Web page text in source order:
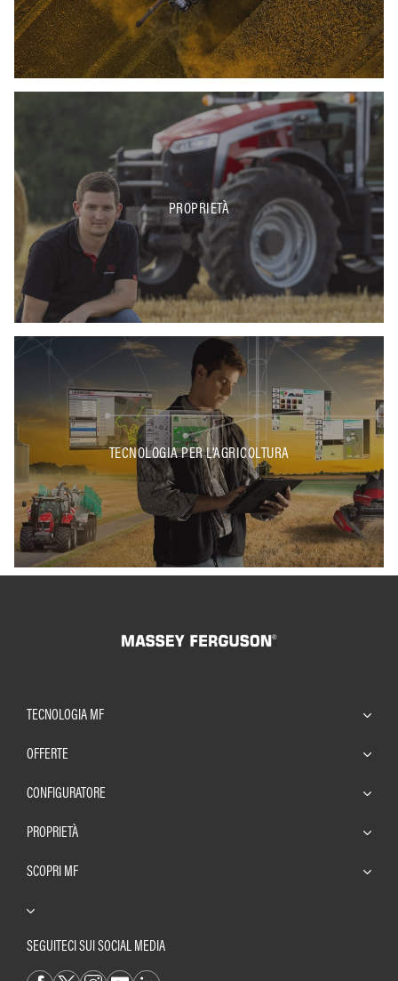
PROPRIETÀ
TECNOLOGIA PER L’AGRICOLTURA
TECNOLOGIA MF
OFFERTE
CONFIGURATORE
PROPRIETÀ
SCOPRI MF
SEGUITECI SUI SOCIAL MEDIA